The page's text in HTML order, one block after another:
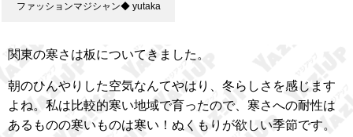
ファッションマジシャン◆ yutaka
関東の寒さは板についてきました。
朝のひんやりした空気なんてやはり、冬らしさを感じます
よね。私は比較的寒い地域で育ったので、寒さへの耐性は
あるものの寒いものは寒い！ぬくもりが欲しい季節です。